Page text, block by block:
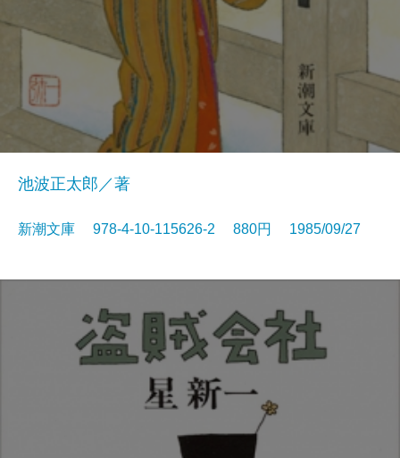
池波正太郎／著
新潮文庫 978-4-10-115626-2 880円 1985/09/27